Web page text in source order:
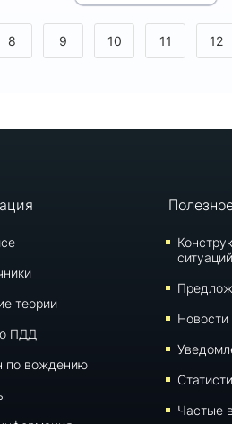
8 9 10 11 12
теории
ПДД
по вождению
Новости
Частые